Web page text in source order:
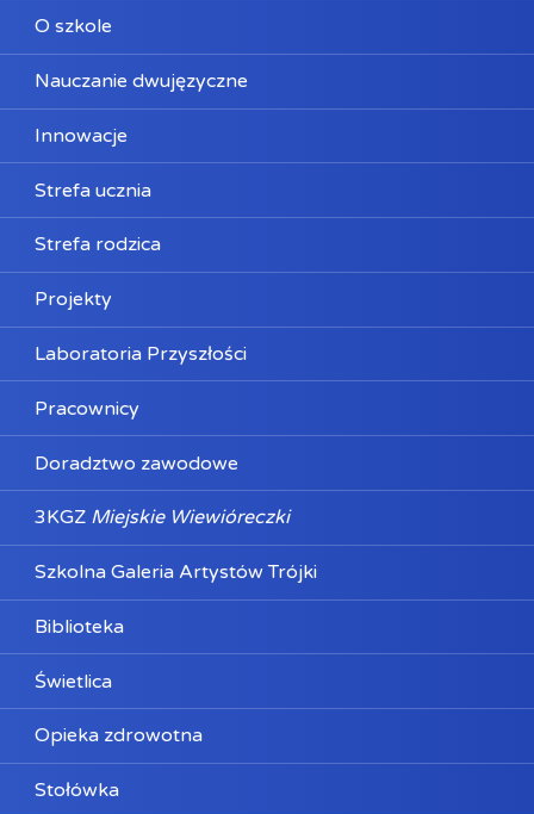
O szkole
Nauczanie dwujęzyczne
Innowacje
Strefa ucznia
Strefa rodzica
Projekty
Laboratoria Przyszłości
Pracownicy
Doradztwo zawodowe
3KGZ Miejskie Wiewióreczki
Szkolna Galeria Artystów Trójki
Biblioteka
Świetlica
Opieka zdrowotna
Stołówka